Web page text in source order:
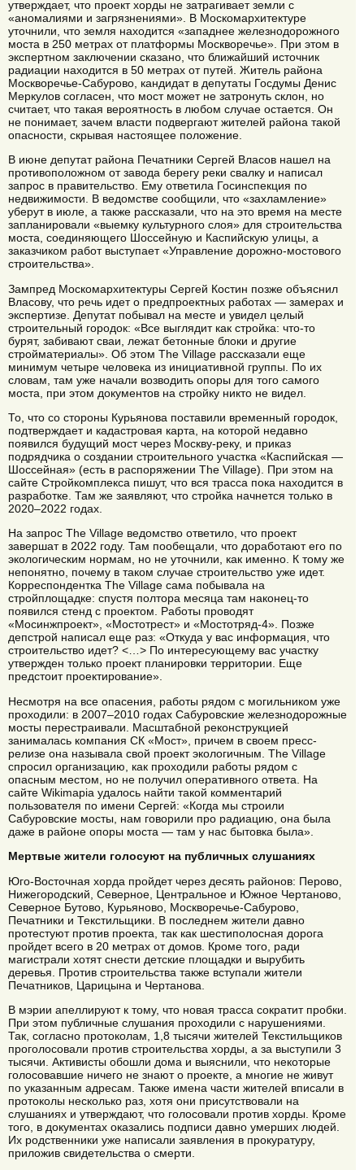
утверждает, что проект хорды не затрагивает земли с
«аномалиями и загрязнениями». В Москомархитектуре
уточнили, что земля находится «западнее железнодорожного
моста в 250 метрах от платформы Москворечье». При этом в
экспертном заключении сказано, что ближайший источник
радиации находится в 50 метрах от путей. Житель района
Москворечье-Сабурово, кандидат в депутаты Госдумы Денис
Меркулов согласен, что мост может не затронуть склон, но
считает, что такая вероятность в любом случае остается. Он
не понимает, зачем власти подвергают жителей района такой
опасности, скрывая настоящее положение.
В июне депутат района Печатники Сергей Власов нашел на
противоположном от завода берегу реки свалку и написал
запрос в правительство. Ему ответила Госинспекция по
недвижимости. В ведомстве сообщили, что «захламление»
уберут в июле, а также рассказали, что на это время на месте
запланировали «выемку культурного слоя» для строительства
моста, соединяющего Шоссейную и Каспийскую улицы, а
заказчиком работ выступает «Управление дорожно-мостового
строительства».
Зампред Москомархитектуры Сергей Костин позже объяснил
Власову, что речь идет о предпроектных работах — замерах и
экспертизе. Депутат побывал на месте и увидел целый
строительный городок: «Все выглядит как стройка: что-то
бурят, забивают сваи, лежат бетонные блоки и другие
стройматериалы». Об этом The Village рассказали еще
минимум четыре человека из инициативной группы. По их
словам, там уже начали возводить опоры для того самого
моста, при этом документов на стройку никто не видел.
То, что со стороны Курьянова поставили временный городок,
подтверждает и кадастровая карта, на которой недавно
появился будущий мост через Москву-реку, и приказ
подрядчика о создании строительного участка «Каспийская —
Шоссейная» (есть в распоряжении The Village). При этом на
сайте Стройкомплекса пишут, что вся трасса пока находится в
разработке. Там же заявляют, что стройка начнется только в
2020–2022 годах.
На запрос The Village ведомство ответило, что проект
завершат в 2022 году. Там пообещали, что доработают его по
экологическим нормам, но не уточнили, как именно. К тому же
непонятно, почему в таком случае строительство уже идет.
Корреспондентка The Village сама побывала на
стройплощадке: спустя полтора месяца там наконец-то
появился стенд с проектом. Работы проводят
«Мосинжпроект», «Мостотрест» и «Мостотряд-4». Позже
депстрой написал еще раз: «Откуда у вас информация, что
строительство идет? <…> По интересующему вас участку
утвержден только проект планировки территории. Еще
предстоит проектирование».
Несмотря на все опасения, работы рядом с могильником уже
проходили: в 2007–2010 годах Сабуровские железнодорожные
мосты перестраивали. Масштабной реконструкцией
занималась компания СК «Мост», причем в своем пресс-
релизе она называла свой проект экологичным. The Village
спросил организацию, как проходили работы рядом с
опасным местом, но не получил оперативного ответа. На
сайте Wikimapia удалось найти такой комментарий
пользователя по имени Сергей: «Когда мы строили
Сабуровские мосты, нам говорили про радиацию, она была
даже в районе опоры моста — там у нас бытовка была».
Мертвые жители голосуют на публичных слушаниях
Юго-Восточная хорда пройдет через десять районов: Перово,
Нижегородский, Северное, Центральное и Южное Чертаново,
Северное Бутово, Курьяново, Москворечье-Сабурово,
Печатники и Текстильщики. В последнем жители давно
протестуют против проекта, так как шестиполосная дорога
пройдет всего в 20 метрах от домов. Кроме того, ради
магистрали хотят снести детские площадки и вырубить
деревья. Против строительства также вступали жители
Печатников, Царицына и Чертанова.
В мэрии апеллируют к тому, что новая трасса сократит пробки.
При этом публичные слушания проходили с нарушениями.
Так, согласно протоколам, 1,8 тысячи жителей Текстильщиков
проголосовали против строительства хорды, а за выступили 3
тысячи. Активисты обошли дома и выяснили, что некоторые
голосовавшие ничего не знают о проекте, а многие не живут
по указанным адресам. Также имена части жителей вписали в
протоколы несколько раз, хотя они присутствовали на
слушаниях и утверждают, что голосовали против хорды. Кроме
того, в документах оказались подписи давно умерших людей.
Их родственники уже написали заявления в прокуратуру,
приложив свидетельства о смерти.